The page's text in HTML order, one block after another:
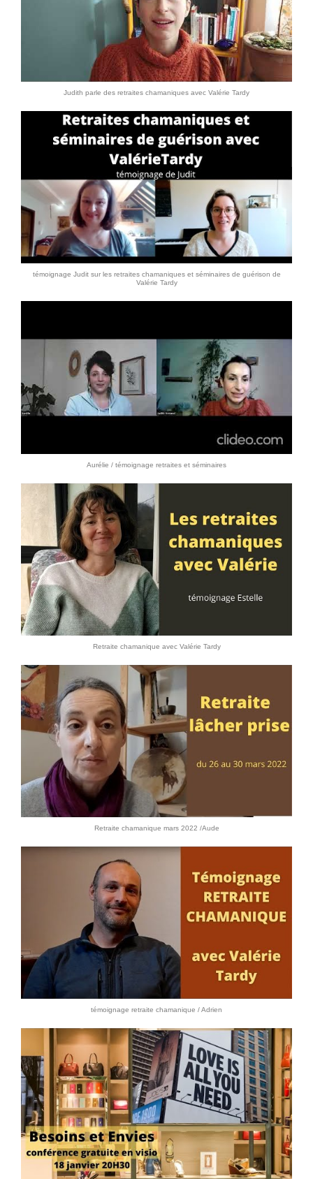
Judith parle des retraites chamaniques avec Valérie Tardy
témoignage Judit sur les retraites chamaniques et séminaires de guérison de
Valérie Tardy
Aurélie / témoignage retraites et séminaires
Retraite chamanique avec Valérie Tardy
Retraite chamanique mars 2022 /Aude
témoignage retraite chamanique / Adrien